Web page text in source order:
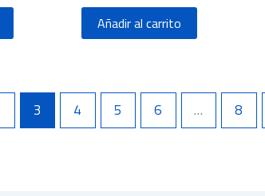
Añadir al carrito
3 4 5 6 … 8